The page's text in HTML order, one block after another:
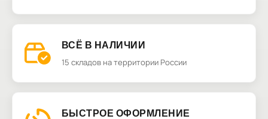
ВСЁ В НАЛИЧИИ
15 складов на территории России
БЫСТРОЕ ОФОРМЛЕНИЕ